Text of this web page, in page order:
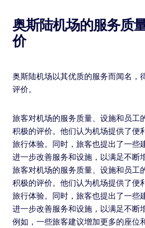
奥斯陆机场的服务质
价
奥斯陆机场以其优质的服务而闻名，
评价。
旅客对机场的服务质量、设施和员工
积极的评价。他们认为机场提供了便
旅行体验。同时，旅客也提出了一些
进一步改善服务和设施，以满足不断
旅客对机场的服务质量、设施和员工
积极的评价。他们认为机场提供了便
旅行体验。同时，旅客也提出了一些
进一步改善服务和设施，以满足不断
例如，一些旅客建议增加更多的座位